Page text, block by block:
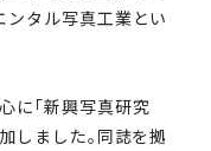
ンタル写真工業とい
に「新興写真研究
しました。同誌を拠